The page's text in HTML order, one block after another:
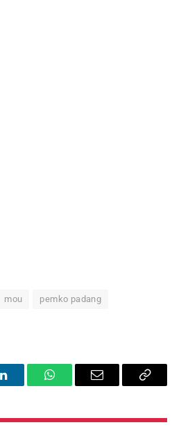
mou pemko padang
LinkedInWhatsAppEmail
Copy